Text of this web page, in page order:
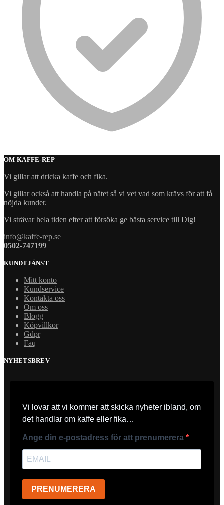
OM KAFFE-REP
Vi gillar att dricka kaffe och fika.
Vi gillar också att handla på nätet så vi vet vad som krävs för att få
nöjda kunder.
Vi strävar hela tiden efter att försöka ge bästa service till Dig!
info@kaffe-rep.se
0502-747199
KUNDTJÄNST
Mitt konto
Kundservice
Kontakta oss
Om oss
Blogg
Köpvillkor
Gdpr
Faq
NYHETSBREV
Vi lovar att vi kommer att skicka nyheter ibland, om
det handlar om kaffe eller fika…
Ange din e-postadress för att prenumerera
PRENUMERERA